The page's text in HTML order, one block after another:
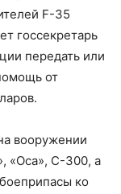
F-35
госсекретарь
передать или
от
вооружении
«Оса», С-300, а
ко